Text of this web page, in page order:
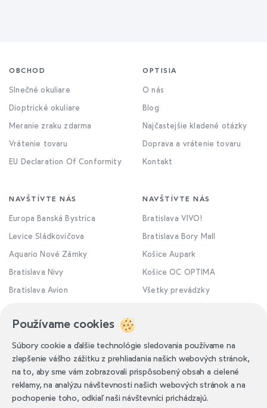
Používame cookies
Súbory cookie a ďalšie technológie sledovania používame na
zlepšenie vášho zážitku z prehliadania našich webových stránok,
na to, aby sme vám zobrazovali prispôsobený obsah a cielené
reklamy, na analýzu návštevnosti našich webových stránok a na
pochopenie toho, odkiaľ naši návštevníci prichádzajú.
OBCHOD
Slnečné okuliare
Dioptrické okuliare
Meranie zraku zdarma
Vrátenie tovaru
EU Declaration Of Conformity
OPTISIA
O nás
Blog
Najčastejšie kladené otázky
Doprava a vrátenie tovaru
Kontakt
NAVŠTÍVTE NÁS
Europa Banská Bystrica
Levice Sládkovičova
Aquario Nové Zámky
Bratislava Nivy
Bratislava Avion
NAVŠTÍVTE NÁS
Bratislava VIVO!
Bratislava Bory Mall
Košice Aupark
Košice OC OPTIMA
Všetky prevádzky
Obchodné podmienky Ochrana osobných údajov